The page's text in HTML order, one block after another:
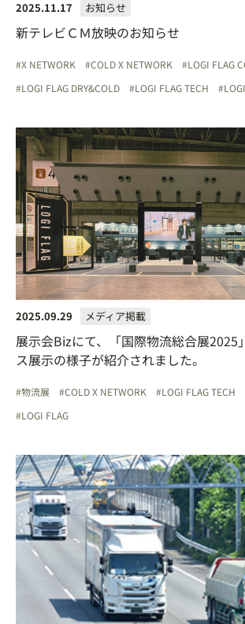
2025.11.17 お知らせ
新テレビＣＭ放映のお知らせ
X NETWORK COLD X NETWORK
LOGI FLAG
LOGI FLAG DRY&COLD
LOGI FLAG TECH
2025.09.29 メディア掲載
展示会Bizにて、「国際物流総合展2025
ス展示の様子が紹介されました。
物流展 COLD X NETWORK LOGI FLAG TECH
LOGI FLAG